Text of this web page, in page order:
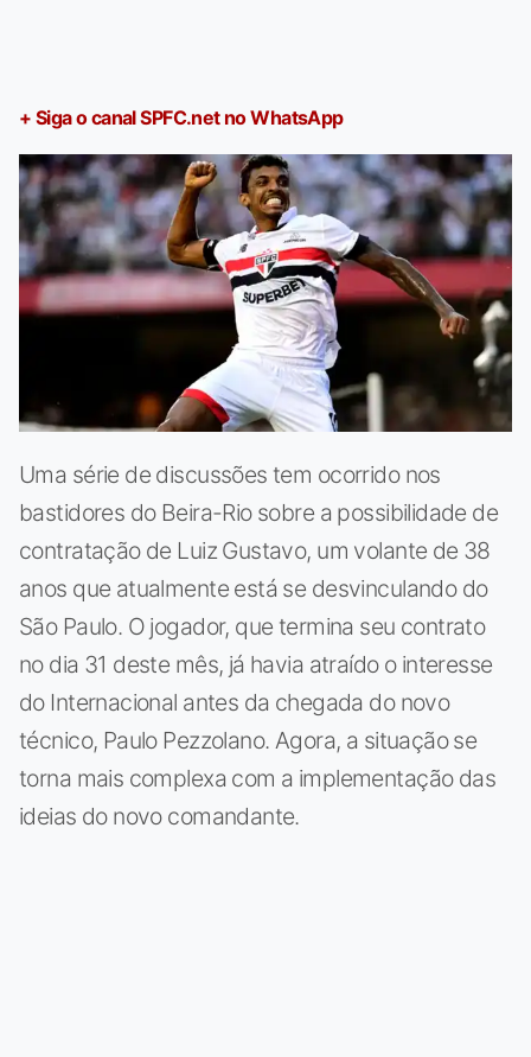
+ Siga o canal SPFC.net no WhatsApp
Uma série de discussões tem ocorrido nos
bastidores do Beira-Rio sobre a possibilidade de
contratação de Luiz Gustavo, um volante de 38
anos que atualmente está se desvinculando do
São Paulo. O jogador, que termina seu contrato
no dia 31 deste mês, já havia atraído o interesse
do Internacional antes da chegada do novo
técnico, Paulo Pezzolano. Agora, a situação se
torna mais complexa com a implementação das
ideias do novo comandante.